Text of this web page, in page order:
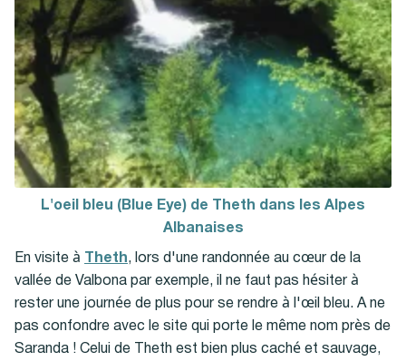
L'oeil bleu (Blue Eye) de Theth dans les Alpes
Albanaises
En visite à Theth, lors d'une randonnée au cœur de la
vallée de Valbona par exemple, il ne faut pas hésiter à
rester une journée de plus pour se rendre à l'œil bleu. A ne
pas confondre avec le site qui porte le même nom près de
Saranda ! Celui de Theth est bien plus caché et sauvage,